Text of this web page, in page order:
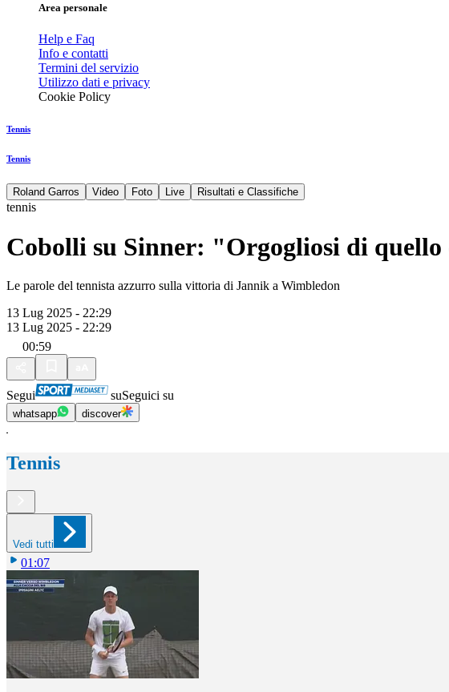
Area personale
Help e Faq
Info e contatti
Termini del servizio
Utilizzo dati e privacy
Cookie Policy
Tennis
Tennis
Roland Garros Video Foto Live Risultati e Classifiche
tennis
Cobolli su Sinner: "Orgogliosi di quello
Le parole del tennista azzurro sulla vittoria di Jannik a Wimbledon
13 Lug 2025 - 22:29
13 Lug 2025 - 22:29
00:59
Segui suSeguici su
whatsapp discover
Tennis
Vedi tutti
01:07